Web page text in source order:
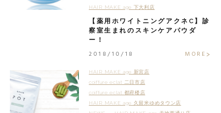
HAIR MAKE age 下大利店
【薬用ホワイトニングアクネC】診
察室生まれのスキンケアパウダ
ー！
2018/10/18 MORE
HAIR MAKE age 新宮店
coiffure eclat 二日市店
coiffure eclat 都府楼店
HAIR MAKE age 久留米ゆめタウン店